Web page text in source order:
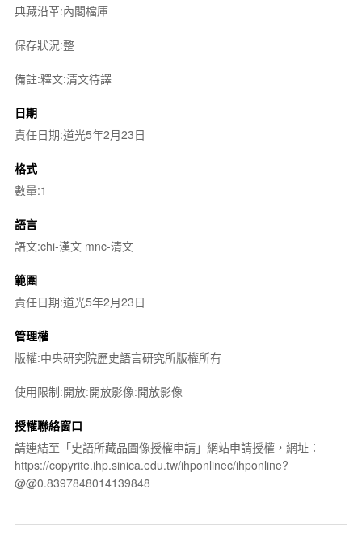
典藏沿革:內閣檔庫
保存狀況:整
備註:釋文:清文待譯
日期
責任日期:道光5年2月23日
格式
數量:1
語言
語文:chi-漢文 mnc-清文
範圍
責任日期:道光5年2月23日
管理權
版權:中央研究院歷史語言研究所版權所有
使用限制:開放:開放影像:開放影像
授權聯絡窗口
請連結至「史語所藏品圖像授權申請」網站申請授權，網址：
https://copyrite.ihp.sinica.edu.tw/ihponlinec/ihponline?
@@0.8397848014139848